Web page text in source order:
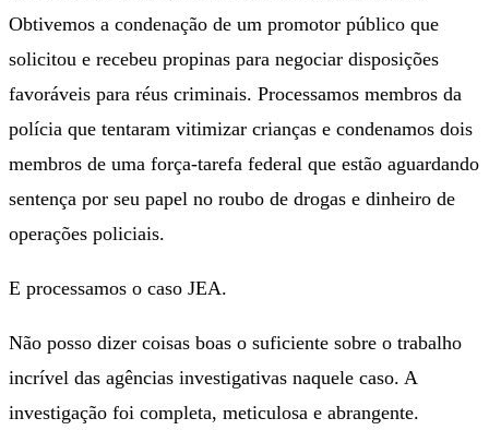
Obtivemos a condenação de um promotor público que
solicitou e recebeu propinas para negociar disposições
favoráveis ​​para réus criminais. Processamos membros da
polícia que tentaram vitimizar crianças e condenamos dois
membros de uma força-tarefa federal que estão aguardando
sentença por seu papel no roubo de drogas e dinheiro de
operações policiais.
E processamos o caso JEA.
Não posso dizer coisas boas o suficiente sobre o trabalho
incrível das agências investigativas naquele caso. A
investigação foi completa, meticulosa e abrangente.